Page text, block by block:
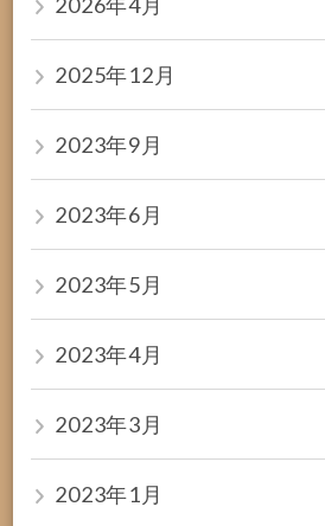
2025年12月
2023年9月
2023年6月
2023年5月
2023年4月
2023年3月
2023年1月